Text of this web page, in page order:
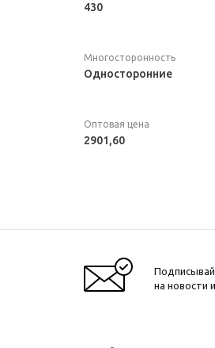
430
Многосторонность
Односторонние
Оптовая цена
2901,60
на новости